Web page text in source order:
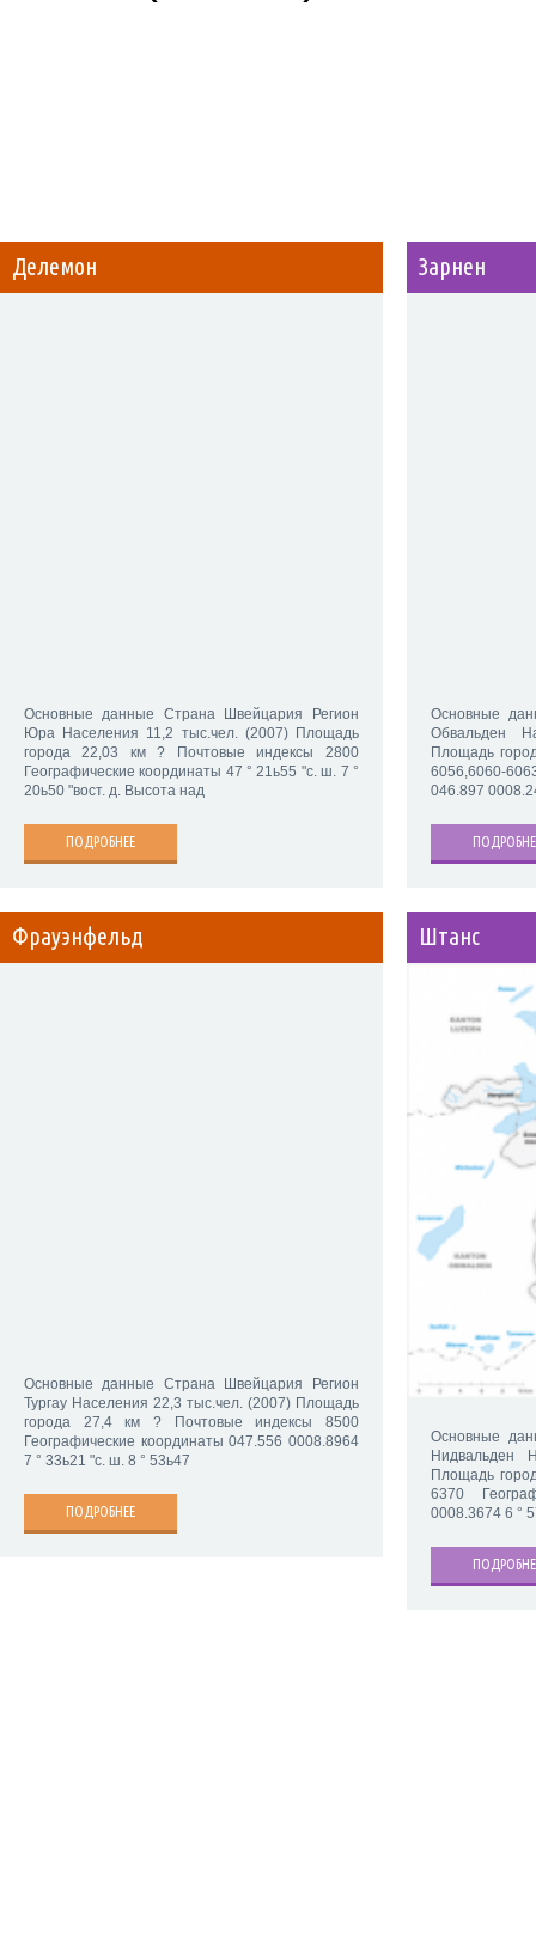
Делемон
Основные данные Страна Швейцария Регион
Юра Населения 11,2 тыс.чел. (2007) Площадь
города 22,03 км ? Почтовые индексы 2800
Географические координаты 47 ° 21ь55 "с. ш. 7 °
20ь50 "вост. д. Высота над
ПОДРОБНЕЕ
Зарнен
Основные
Обвальден
Площадь
6056,6060-
046.897
Фрауэнфельд
Основные данные Страна Швейцария Регион
Тургау Населения 22,3 тыс.чел. (2007) Площадь
города 27,4 км ? Почтовые индексы 8500
Географические координаты 047.556 0008.8964
7 ° 33ь21 "с. ш. 8 ° 53ь47
ПОДРОБНЕЕ
Штанс
Основные
Нидвальден
Площадь
6370
0008.3674 6 °